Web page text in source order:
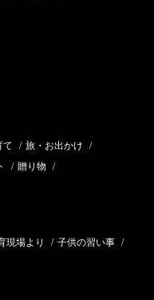
て / 旅・お出かけ /
/ 贈り物 /
現場より / 子供の習い事 /